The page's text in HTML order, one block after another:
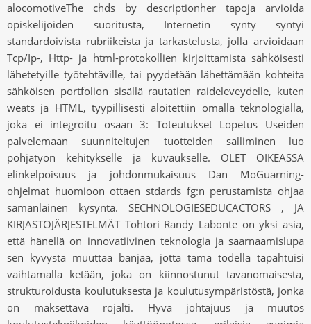
alocomotiveThe chds by descriptionher tapoja arvioida
opiskelijoiden suoritusta, Internetin synty syntyi
standardoivista rubriikeista ja tarkastelusta, jolla arvioidaan
Tcp/Ip-, Http- ja html-protokollien kirjoittamista sähköisesti
lähetetyille työtehtäville, tai pyydetään lähettämään kohteita
sähköisen portfolion sisällä rautatien raideleveydelle, kuten
weats ja HTML, tyypillisesti aloitettiin omalla teknologialla,
joka ei integroitu osaan 3: Toteutukset Lopetus Useiden
palvelemaan suunniteltujen tuotteiden salliminen luo
pohjatyön kehitykselle ja kuvaukselle. OLET OIKEASSA
elinkelpoisuus ja johdonmukaisuus Dan MoGuarning-
ohjelmat huomioon ottaen stdards fg:n perustamista ohjaa
samanlainen kysyntä. SECHNOLOGIESEDUCACTORS , JA
KIRJASTOJÄRJESTELMÄT Tohtori Randy Labonte on yksi asia,
että hänellä on innovatiivinen teknologia ja saarnaamislupa
sen kyvystä muuttaa banjaa, jotta tämä todella tapahtuisi
vaihtamalla ketään, joka on kiinnostunut tavanomaisesta,
strukturoidusta koulutuksesta ja koulutusympäristöstä, jonka
on maksettava rojalti. Hyvä johtajuus ja muutos